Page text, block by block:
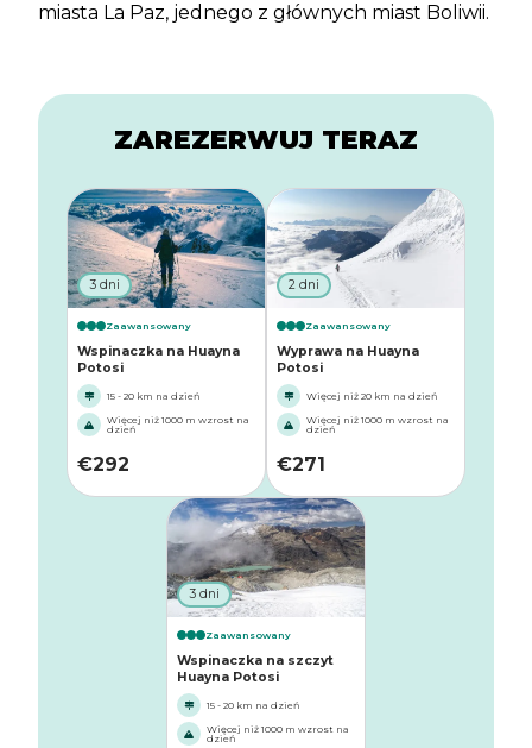
miasta La Paz, jednego z głównych miast Boliwii.
ZAREZERWUJ TERAZ
3 dni
Zaawansowany
Wspinaczka na Huayna
Potosi
15 - 20 km na dzień
Więcej niż 1000 m wzrost na
dzień
€292
2 dni
Zaawansowany
Wyprawa na Huayna
Potosi
Więcej niż 20 km na dzień
Więcej niż 1000 m wzrost na
dzień
€271
3 dni
Zaawansowany
Wspinaczka na szczyt
Huayna Potosi
15 - 20 km na dzień
Więcej niż 1000 m wzrost na
dzień